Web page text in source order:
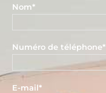
Nom*
Numéro de téléphone*
E-mail*